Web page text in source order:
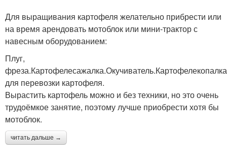
Для выращивания картофеля желательно прибрести или
на время арендовать мотоблок или мини-трактор с
навесным оборудованием:
Плуг,
для перевозки картофеля.
Вырастить картофель можно и без техники, но это очень
трудоёмкое занятие, поэтому лучше приобрести хотя бы
мотоблок.
читать дальше →